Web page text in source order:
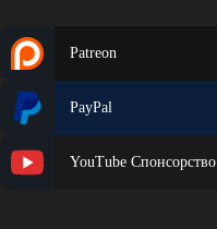
Patreon
PayPal
YouTube Спонсорство